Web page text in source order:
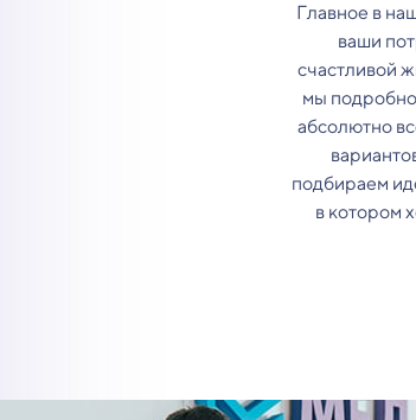
Главное в
ваши
счастливой
мы подробно
абсолютно
подбираем
в котором